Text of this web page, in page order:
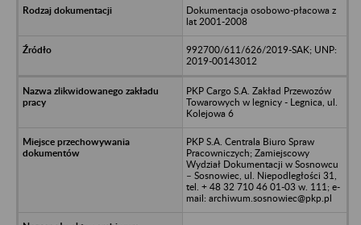
Dokumentacja osobowo-płacowa z
lat 2001-2008
992700/611/626/2019-SAK; UNP:
2019-00143012
PKP Cargo S.A. Zakład Przewozów
Towarowych w legnicy - Legnica, ul.
Kolejowa 6
PKP S.A. Centrala Biuro Spraw
Pracowniczych; Zamiejscowy
Wydział Dokumentacji w Sosnowcu
– Sosnowiec, ul. Niepodległości 31,
tel. + 48 32 710 46 01-03 w. 111; e-
mail: archiwum.sosnowiec@pkp.pl